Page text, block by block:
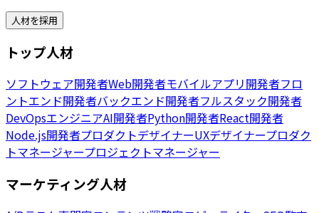
人材を採用
トップ人材
ソフトウェア開発者Web開発者モバイルアプリ開発者フロ
ントエンド開発者バックエンド開発者フルスタック開発者
DevOpsエンジニアAI開発者Python開発者React開発者
Node.js開発者プロダクトデザイナーUXデザイナープロダク
トマネージャープロジェクトマネージャー
マーケティング人材